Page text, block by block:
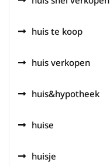
huis te koop
huis verkopen
huis&hypotheek
huise
huisje